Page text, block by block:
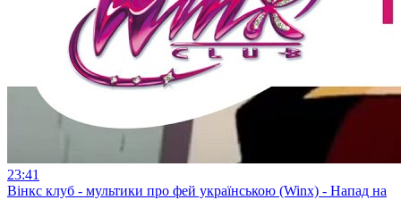
23:41
Вінкс клуб - мультики про фей українською (Winx) - Напад на